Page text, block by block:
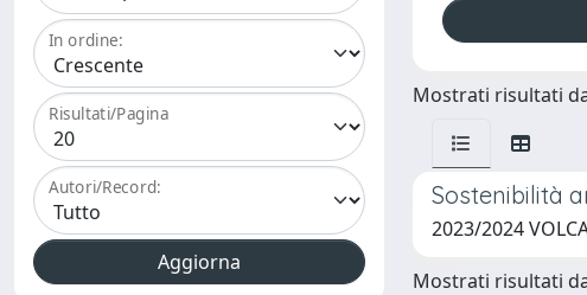
In ordine:
Risultati/Pagina
Autori/Record:
Mostrati risultati
Sostenibilità
2023/2024
Mostrati risultati